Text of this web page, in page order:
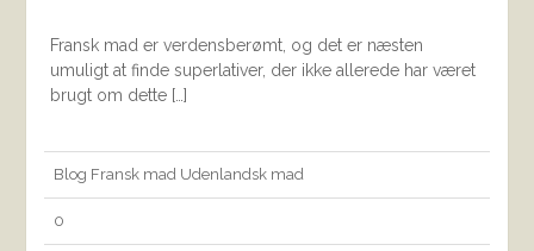
Fransk mad er verdensberømt, og det er næsten
umuligt at finde superlativer, der ikke allerede har været
brugt om dette […]
Blog Fransk mad Udenlandsk mad
0